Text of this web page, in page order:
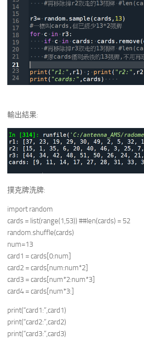
輸出結果:
撲克牌洗牌:
import random
cards = list(range(1,53)) ##len(cards) = 52
random.shuffle(cards)
num=13
card1 = cards[0:num]
card2 = cards[num:num*2]
card3 = cards[num*2:num*3]
card4 = cards[num*3:]
print(“card1:”,card1)
print(“card2:”,card2)
print(“card3:”,card3)